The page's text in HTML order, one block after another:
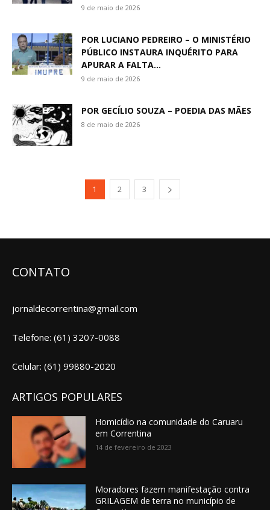
9 de maio de 2026
POR LUCIANO PEDREIRO – O MINISTÉRIO
PÚBLICO INSTAURA INQUÉRITO PARA
APURAR A FALTA...
9 de maio de 2026
POR GECÍLIO SOUZA – POEDIA DAS MÃES
8 de maio de 2026
1 2 3
CONTATO
jornaldecorrentina@gmail.com
Telefone: (61) 3207-0088
Celular: (61) 99880-2020
ARTIGOS POPULARES
Homicídio na comunidade do Caruaru
em Correntina
14 de fevereiro de 2023
Moradores fazem manifestação contra
GRILAGEM de terra no município de